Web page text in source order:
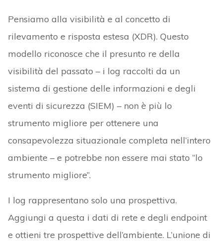
Pensiamo alla visibilità e al concetto di
rilevamento e risposta estesa (XDR). Questo
modello riconosce che il presunto re della
visibilità del passato – i log raccolti da un
sistema di gestione delle informazioni e degli
eventi di sicurezza (SIEM) – non è più lo
strumento migliore per ottenere una
consapevolezza situazionale completa nell’intero
ambiente – e potrebbe non essere mai stato “lo
strumento migliore”.
I log rappresentano solo una prospettiva.
Aggiungi a questa i dati di rete e degli endpoint
e ottieni tre prospettive dell’ambiente. L’unione di